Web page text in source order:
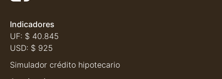
Indicadores
UF: $ 40.845
USD: $ 925
Simulador crédito hipotecario